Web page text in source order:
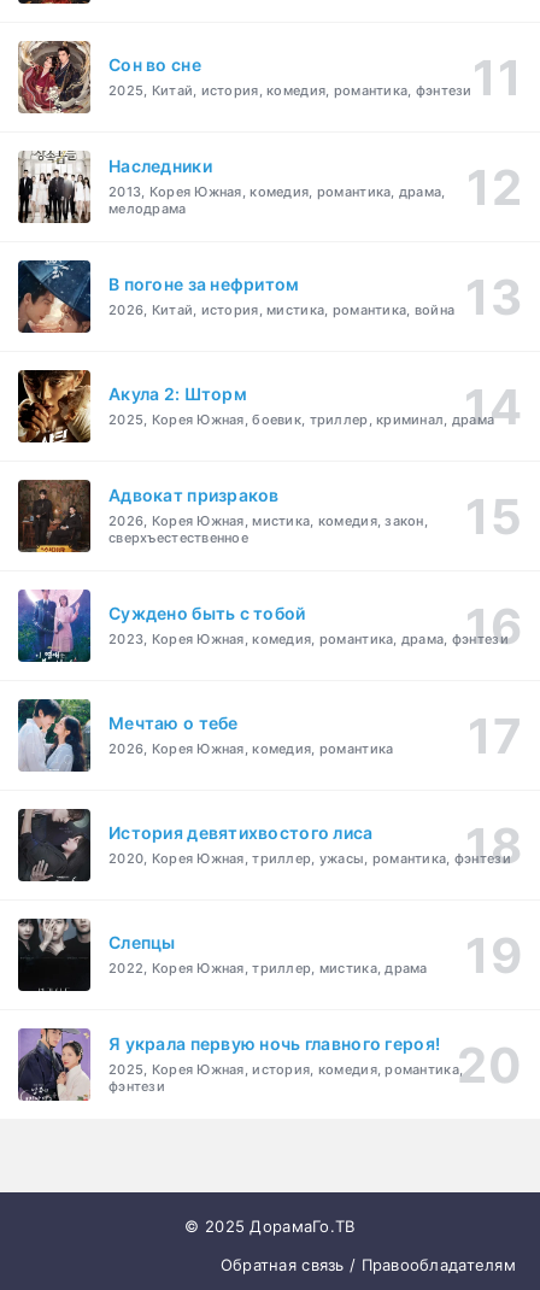
Cон во сне
2025, Китай, история, комедия, романтика, фэнтези
Наследники
2013, Корея Южная, комедия, романтика, драма,
мелодрама
В погоне за нефритом
2026, Китай, история, мистика, романтика, война
Акула 2: Шторм
2025, Корея Южная, боевик, триллер, криминал, драма
Адвокат призраков
2026, Корея Южная, мистика, комедия, закон,
сверхъестественное
Суждено быть с тобой
2023, Корея Южная, комедия, романтика, драма, фэнтези
Мечтаю о тебе
2026, Корея Южная, комедия, романтика
История девятихвостого лиса
2020, Корея Южная, триллер, ужасы, романтика, фэнтези
Слепцы
2022, Корея Южная, триллер, мистика, драма
Я украла первую ночь главного героя!
2025, Корея Южная, история, комедия, романтика,
фэнтези
© 2025 ДорамаГо.ТВ
Обратная связь / Правообладателям